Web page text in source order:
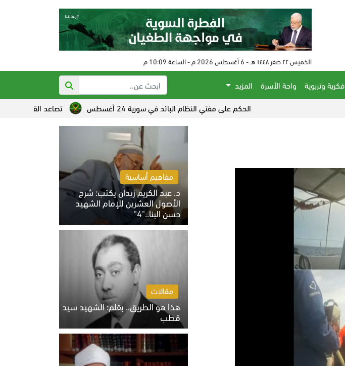
الخميس ٢٢ صفر ١٤٤٨ هـ - 6 أغسطس 2026 م - الساعة 10:09 م
فكرية وتربوية واحة الأسرة
المزيد
الحكم على مفتي النظام البائد في سورية 24 أغسطس
تصاعد القلق الصهيوني من
مفاهيم أساسية
د. عبد الكريم زيدان يكتب: شرح
الأصول العشرين للإمام الشهيد
حسن البنا.."4"
الخميس 6 أغسطس 2026 10:27 ص
مقالات
هذا هو الطريق.. بقلم: الشهيد سيد
قطب
الخميس 6 أغسطس 2026 10:52 ص